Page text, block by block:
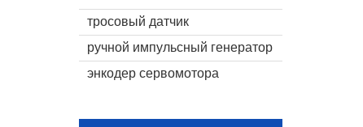
тросовый датчик
ручной импульсный генератор
энкодер сервомотора